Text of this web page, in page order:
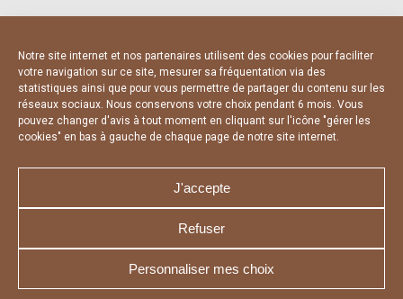
Notre site internet et nos partenaires utilisent des cookies pour faciliter
votre navigation sur ce site, mesurer sa fréquentation via des
statistiques ainsi que pour vous permettre de partager du contenu sur les
réseaux sociaux. Nous conservons votre choix pendant 6 mois. Vous
pouvez changer d'avis à tout moment en cliquant sur l'icône "gérer les
cookies" en bas à gauche de chaque page de notre site internet.
J'accepte
Refuser
Personnaliser mes choix
PARTENAIRES OFFICIELS
NOUS CONTACTER
MENTIONS LÉGALES
CHARTE DE CONFIDENTIALITÉ
DÉCLARATION DE CONFIDENTIALITÉ